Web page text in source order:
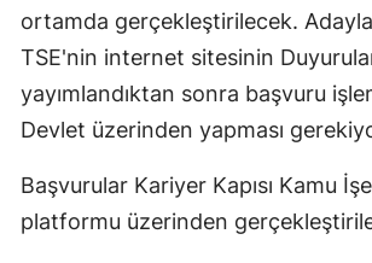
ortamda gerçekleştirilecek.
TSE'nin internet sitesinin
yayımlandıktan sonra başvuru
Devlet üzerinden yapması
Başvurular Kariyer Kapısı Kamu İşe
platformu üzerinden